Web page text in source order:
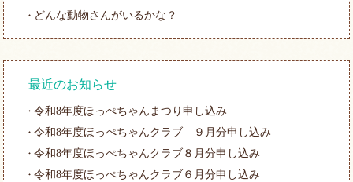
どんな動物さんがいるかな？
最近のお知らせ
令和8年度ほっぺちゃんまつり申し込み
令和8年度ほっぺちゃんクラブ ９月分申し込み
令和8年度ほっぺちゃんクラブ８月分申し込み
令和8年度ほっぺちゃんクラブ６月分申し込み